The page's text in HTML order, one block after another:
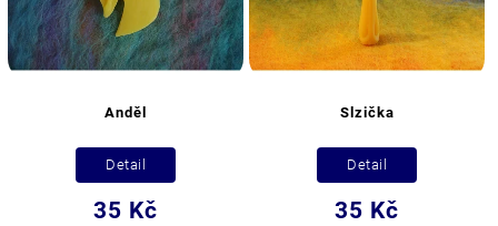
Anděl
35 Kč
Detail
Slzička
35 Kč
Detail